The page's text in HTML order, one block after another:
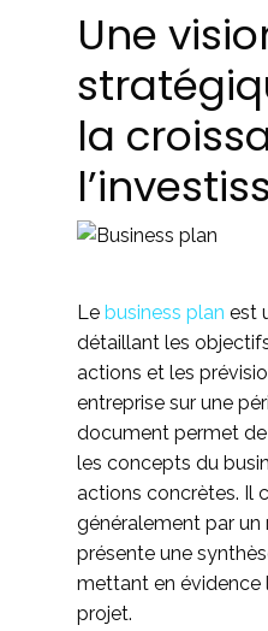
Une
la
Le business plan est
détaillant les
actions et les
entreprise sur une
document permet
les concepts du
actions concrètes. Il
généralement par un
présente une
mettant en évidence
projet.